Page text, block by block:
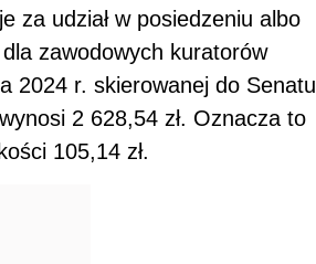
za udział w posiedzeniu albo
zawodowych kuratorów
2024 r. skierowanej do Senatu
2 628,54 zł. Oznacza to
105,14 zł.